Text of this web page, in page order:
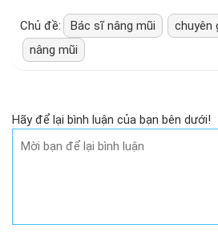
Chủ đề: Bác sĩ nâng mũi
chuyên
nâng mũi
Hãy để lại bình luận của bạn bên dưới!